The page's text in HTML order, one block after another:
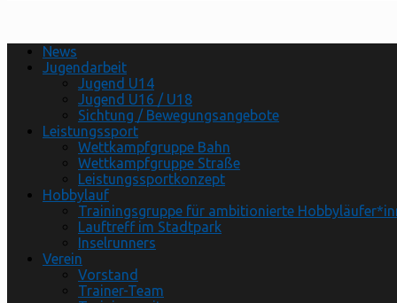
News
Jugendarbeit
Jugend U14
Jugend U16 / U18
Sichtung / Bewegungsangebote
Leistungssport
Wettkampfgruppe Bahn
Wettkampfgruppe Straße
Leistungssportkonzept
Hobbylauf
Trainingsgruppe für ambitionierte
Lauftreff im Stadtpark
Inselrunners
Verein
Vorstand
Trainer-Team